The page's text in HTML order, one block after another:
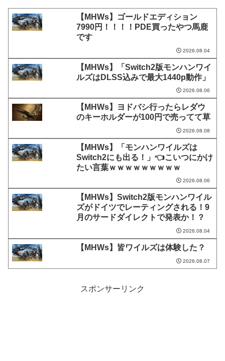
【MHWs】ゴールドエディション
7990円！！！！PDE買ったやつ馬鹿
です
2026.08.04
【MHWs】「Switch2版モンハンワイ
ルズはDLSS込みで最大1440p動作」
2026.08.06
【MHWs】ヨドバシ行ったらレダウ
のキーホルダーが100円で売ってて草
2026.08.08
【MHWs】「モンハンワイルズは
Switch2にも出る！」👈こいつにかけ
たい言葉ｗｗｗｗｗｗｗｗｗ
2026.08.06
【MHWs】Switch2版モンハンワイル
ズがドイツでレーティングされる！9
月のサードダイレクトで発表か！？
2026.08.04
【MHWs】皆ワイルズは体験した？
2026.08.07
スポンサーリンク